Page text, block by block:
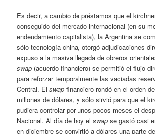
Es decir, a cambio de préstamos que el
conseguido del mercado internacional (en su
endeudamiento capitalista), la Argentina se
sólo tecnología china, otorgó adjudicaciones
expuso a la masiva llegada de obreros
swap (acuerdo financiero) se permitió el flujo
para reforzar temporalmente las vaciadas
Central. Elswap financiero rondó en el orden
millones de dólares, y sólo sirvió para que el
pudiera controlar por unos pocos meses el
Nacional. Al día de hoy elswap se gastó casi
en diciembre se convirtió a dólares una parte